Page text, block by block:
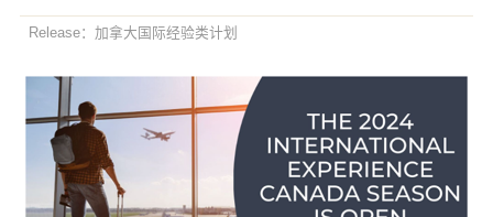
Release：加拿大国际经验类计划